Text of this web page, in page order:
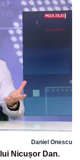
Daniel Onescu
Nicușor Dan.